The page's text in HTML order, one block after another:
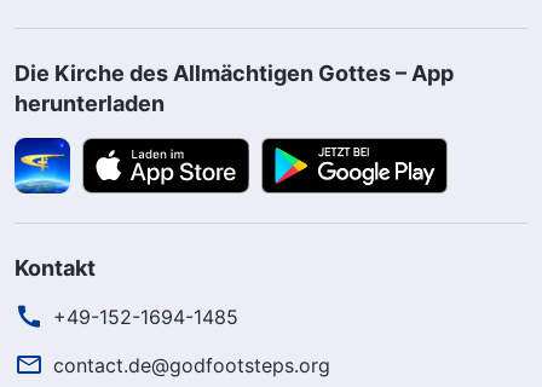
Die Kirche des Allmächtigen Gottes – App
herunterladen
Kontakt
+49-152-1694-1485
contact.de@godfootsteps.org